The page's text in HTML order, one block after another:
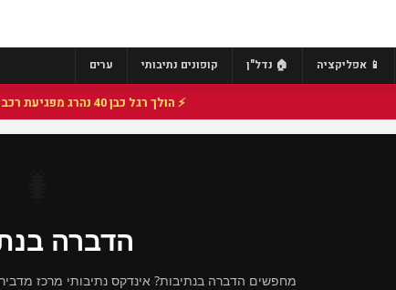
📱 אפליקציה 🏠 נדל"ן קופונים נתיבותי ערים
⚡ הולך רגל כבן 40 נהרג מפגיעת רכב בכביש 25 סמוך לצומת הנשיא, מתנדבי זק"א פועלו בזירה
הדברה
מחפשים הדברה בנתיבות? אינדקס נתיבותי מרכז